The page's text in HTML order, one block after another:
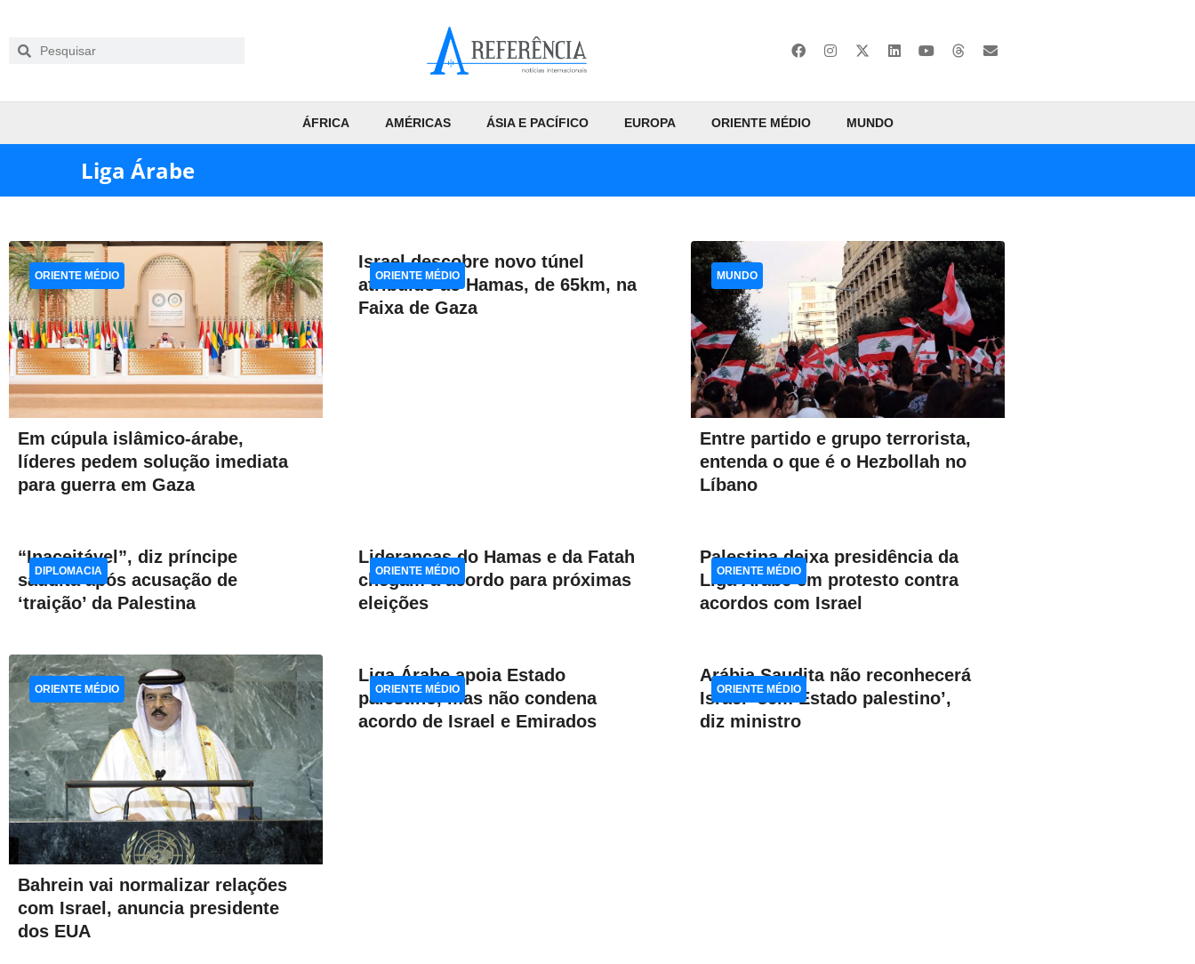
ÁFRICA AMÉRICAS ÁSIA E PACÍFICO EUROPA ORIENTE MÉDIO MUNDO
Liga Árabe
Em cúpula islâmico-árabe,
líderes pedem solução imediata
para guerra em Gaza
ORIENTE MÉDIO
Israel descobre novo túnel
atribuído ao Hamas, de 65km, na
Faixa de Gaza
ORIENTE MÉDIO
Entre partido e grupo terrorista,
entenda o que é o Hezbollah no
Líbano
MUNDO
“Inaceitável”, diz príncipe
saudita após acusação de
‘traição’ da Palestina
DIPLOMACIA
Lideranças do Hamas e da Fatah
chegam a acordo para próximas
eleições
ORIENTE MÉDIO
Palestina deixa presidência da
Liga Árabe em protesto contra
acordos com Israel
ORIENTE MÉDIO
Bahrein vai normalizar relações
com Israel, anuncia presidente
dos EUA
ORIENTE MÉDIO
Liga Árabe apoia Estado
palestino, mas não condena
acordo de Israel e Emirados
ORIENTE MÉDIO
Arábia Saudita não reconhecerá
Israel ‘sem Estado palestino’,
diz ministro
ORIENTE MÉDIO